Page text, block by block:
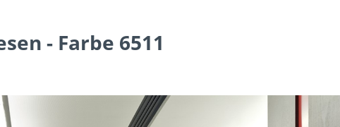
- Farbe 6511